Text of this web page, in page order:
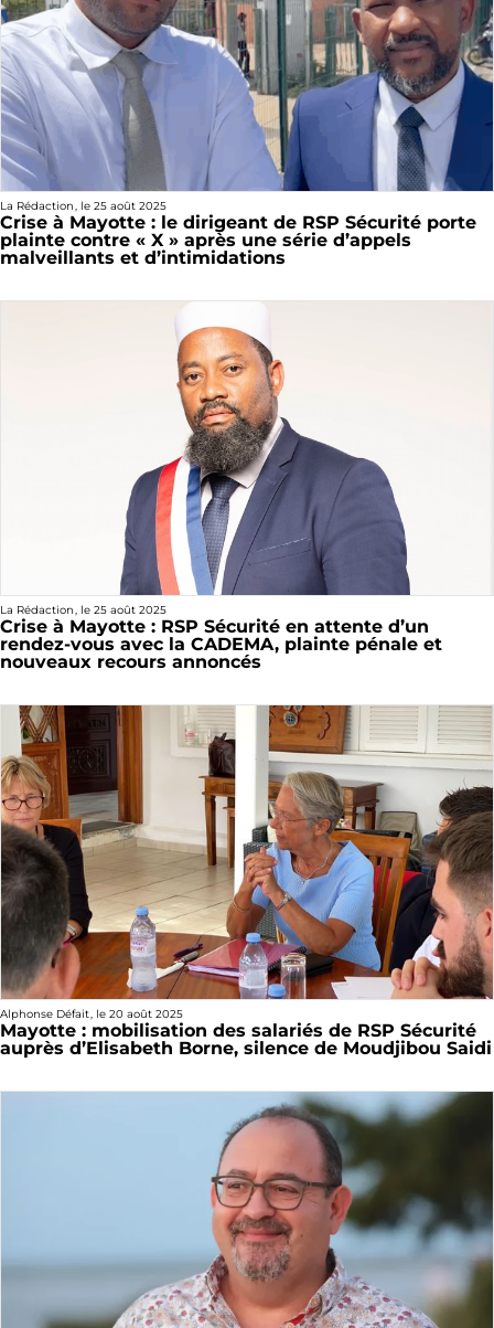
La Rédaction, le 25 août 2025
Crise à Mayotte : le dirigeant de RSP Sécurité porte
plainte contre « X » après une série d’appels
malveillants et d’intimidations
La Rédaction, le 25 août 2025
Crise à Mayotte : RSP Sécurité en attente d’un
rendez-vous avec la CADEMA, plainte pénale et
nouveaux recours annoncés
Alphonse Défait, le 20 août 2025
Mayotte : mobilisation des salariés de RSP Sécurité
auprès d’Elisabeth Borne, silence de Moudjibou Saidi